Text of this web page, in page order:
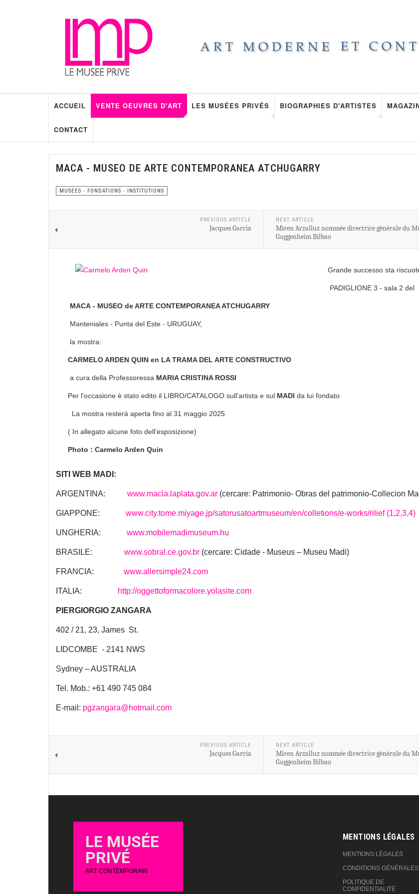
ACCUEIL VENTE OEUVRES D'ART LES MUSÉES PRIVÉS BIOGRAPHIES D'ARTISTES
CONTACT
MACA - MUSEO DE ARTE CONTEMPORANEA ATCHUGARRY
MUSEES - FONDATIONS - INSTITUTIONS
PREVIOUS ARTICLE
Jacques Garcia
NEXT ARTICLE
Miren Arzalluz nommée directrice générale du
Guggenheim Bilbao
Grande successo sta
PADIGLIONE 3 - sala 2 del
MACA - MUSEO de ARTE CONTEMPORANEA ATCHUGARRY
Manteniales - Punta del Este - URUGUAY,
la mostra:
CARMELO ARDEN QUIN en LA TRAMA DEL ARTE CONSTRUCTIVO
a cura della Professoressa MARIA CRISTINA ROSSI
Per l'occasione è stato edito il LIBRO/CATALOGO sull'artista e sul MADI da lui fondato
La mostra resterà aperta fino al 31 maggio 2025
( In allegato alcune foto dell'esposizione)
Photo : Carmelo Arden Quin
SITI WEB MADI:
ARGENTINA: www.macla.laplata.gov.ar (cercare: Patrimonio- Obras del patrimonio-Collecion
GIAPPONE: www.city.tome.miyage.jp/satorusatoartmuseum/en/colletions/e-works/rilief (1,2,3,4)
UNGHERIA: www.mobilemadimuseum.hu
BRASILE: www.sobral.ce.gov.br (cercare: Cidade - Museus – Museu Madi)
FRANCIA: www.allersimple24.com
ITALIA: http://oggettoformacolore.yolasite.com
PIERGIORGIO ZANGARA
402 / 21, 23, James St.
LIDCOMBE - 2141 NWS
Sydney – AUSTRALIA
Tel. Mob.: +61 490 745 084
E-mail: pgzangara@hotmail.com
PREVIOUS ARTICLE
Jacques Garcia
NEXT ARTICLE
Miren Arzalluz nommée directrice générale du
Guggenheim Bilbao
LE MUSÉE
PRIVÉ
ART CONTEMPORAIN
MENTIONS LÉGALES
MENTIONS LÉGALES
CONDITIONS GÉNÉRALES
POLITIQUE DE
CONFIDENTIALITÉ